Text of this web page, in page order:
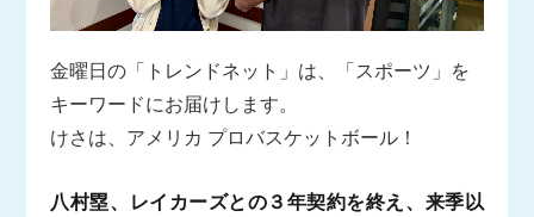
金曜日の「トレンドネット」は、「スポーツ」を
キーワードにお届けします。
けさは、アメリカ プロバスケットボール！
八村塁、レイカーズとの３年契約を終え、来季以